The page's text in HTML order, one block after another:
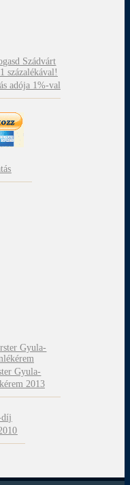
adója 1%-val
Gyula-
2013